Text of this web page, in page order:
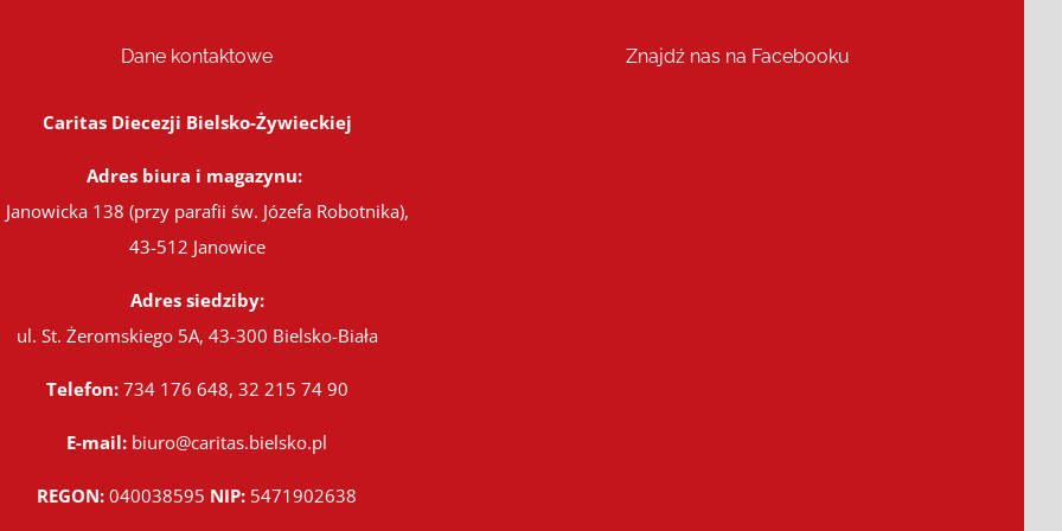
Dane kontaktowe
Caritas Diecezji Bielsko-Żywieckiej
Adres biura i magazynu:
Janowicka 138 (przy parafii św. Józefa Robotnika),
43-512 Janowice
Adres siedziby:
ul. St. Żeromskiego 5A, 43-300 Bielsko-Biała
Telefon:734 176 648, 32 215 74 90
E-mail: biuro@caritas.bielsko.pl
REGON: 040038595 NIP: 5471902638
Znajdź nas na Facebooku